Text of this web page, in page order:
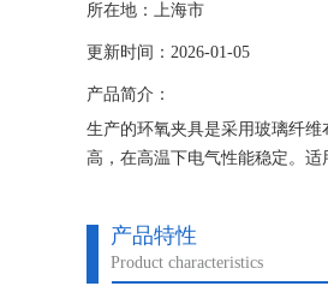
所在地：上海市
更新时间：2026-01-05
产品简介：
生产的环氧夹具是采用玻璃纤
高，在高温下电气性能稳定。适
产品特性
Product characteristics